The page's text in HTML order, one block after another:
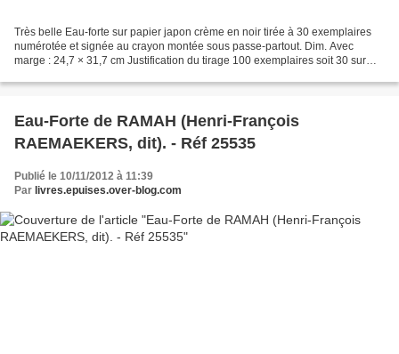
Très belle Eau-forte sur papier japon crème en noir tirée à 30 exemplaires
numérotée et signée au crayon montée sous passe-partout. Dim. Avec
marge : 24,7 × 31,7 cm Justification du tirage 100 exemplaires soit 30 sur
Eau-Forte de RAMAH (Henri-François
RAEMAEKERS, dit). - Réf 25535
Publié le 10/11/2012 à 11:39
Par livres.epuises.over-blog.com